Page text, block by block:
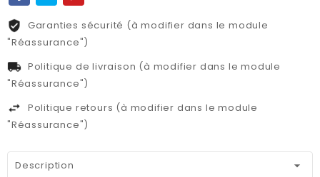
Garanties sécurité (à modifier dans le module
"Réassurance")
Politique de livraison (à modifier dans le module
"Réassurance")
Politique retours (à modifier dans le module
"Réassurance")
Description